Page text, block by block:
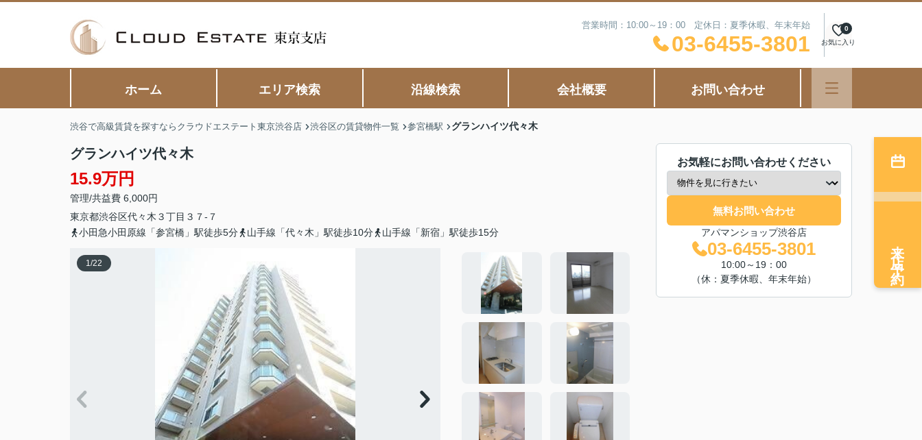
営業時間：10:00～19：00 定休日：夏季休暇、年末年始
03-6455-3801 お気に入り
0
ホーム エリア検索 沿線検索 会社概要 お問い合わせ
渋谷で高級賃貸を探すならクラウドエステート東京渋谷店 渋谷区の賃貸物件一覧 参宮橋駅 グランハイツ代々木
グランハイツ代々木
15.9万円
管理/共益費 6,000円
東京都渋谷区代々木 ３丁目３７-７
小田急小田原線「参宮橋」駅徒歩5分
山手線「代々木」駅徒歩10分 山手線「新宿」駅徒歩15分
1/22
お気軽にお問い合わせください
無料お問い合わせ
アパマンショップ渋谷店
03-6455-3801
10:00～19：00
（休：夏季休暇、年末年始）
来店予約